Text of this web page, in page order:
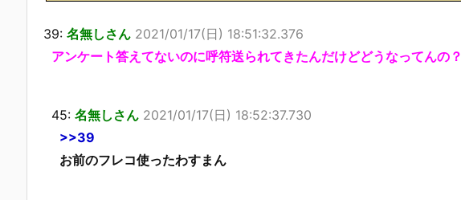
39: 名無しさん 2021/01/17(日) 18:51:32.376
アンケート答えてないのに呼符送られてきたんだけどどうなってんの？
45: 名無しさん 2021/01/17(日) 18:52:37.730
>>39
お前のフレコ使ったわすまん